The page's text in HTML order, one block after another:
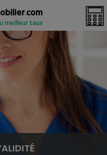
.com
meilleur taux